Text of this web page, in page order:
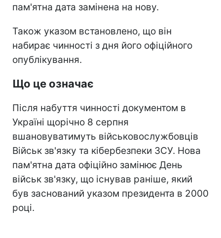
пам'ятна дата замінена на нову.
Також указом встановлено, що він
набирає чинності з дня його офіційного
опублікування.
Що це означає
Після набуття чинності документом в
Україні щорічно 8 серпня
вшановуватимуть військовослужбовців
Військ зв'язку та кібербезпеки ЗСУ. Нова
пам'ятна дата офіційно замінює День
військ зв'язку, що існував раніше, який
був заснований указом президента в 2000
році.